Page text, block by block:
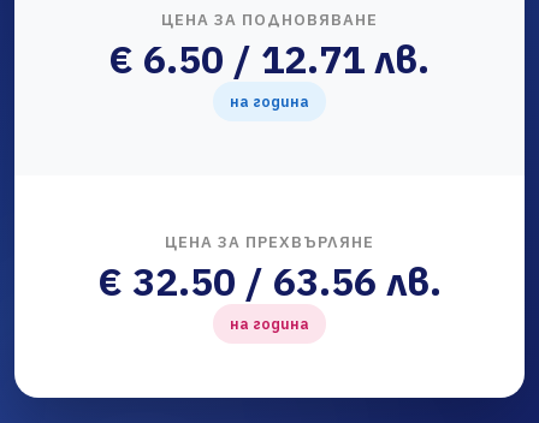
ЦЕНА ЗА ПОДНОВЯВАНЕ
€ 6.50 / 12.71 лв.
на година
ЦЕНА ЗА ПРЕХВЪРЛЯНЕ
€ 32.50 / 63.56 лв.
на година